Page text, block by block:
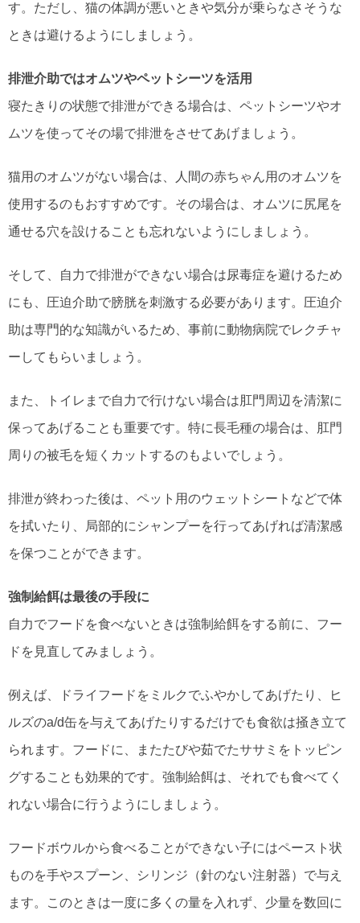
す。ただし、猫の体調が悪いときや気分が乗らなさそうな
ときは避けるようにしましょう。
排泄介助ではオムツやペットシーツを活用
寝たきりの状態で排泄ができる場合は、ペットシーツやオ
ムツを使ってその場で排泄をさせてあげましょう。
猫用のオムツがない場合は、人間の赤ちゃん用のオムツを
使用するのもおすすめです。その場合は、オムツに尻尾を
通せる穴を設けることも忘れないようにしましょう。
そして、自力で排泄ができない場合は尿毒症を避けるため
にも、圧迫介助で膀胱を刺激する必要があります。圧迫介
助は専門的な知識がいるため、事前に動物病院でレクチャ
ーしてもらいましょう。
また、トイレまで自力で行けない場合は肛門周辺を清潔に
保ってあげることも重要です。特に長毛種の場合は、肛門
周りの被毛を短くカットするのもよいでしょう。
排泄が終わった後は、ペット用のウェットシートなどで体
を拭いたり、局部的にシャンプーを行ってあげれば清潔感
を保つことができます。
強制給餌は最後の手段に
自力でフードを食べないときは強制給餌をする前に、フー
ドを見直してみましょう。
例えば、ドライフードをミルクでふやかしてあげたり、ヒ
ルズのa/d缶を与えてあげたりするだけでも食欲は掻き立て
られます。フードに、またたびや茹でたササミをトッピン
グすることも効果的です。強制給餌は、それでも食べてく
れない場合に行うようにしましょう。
フードボウルから食べることができない子にはペースト状
ものを手やスプーン、シリンジ（針のない注射器）で与え
ます。このときは一度に多くの量を入れず、少量を数回に